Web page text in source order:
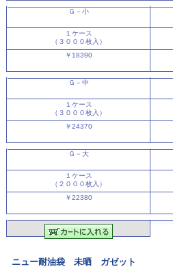
Ｇ－小
１ケース
（３０００枚入）
￥18390
Ｇ－中
１ケース
（３０００枚入）
￥24370
Ｇ－大
１ケース
（２０００枚入）
￥22380
ニュー耐油袋 未晒 ガゼット